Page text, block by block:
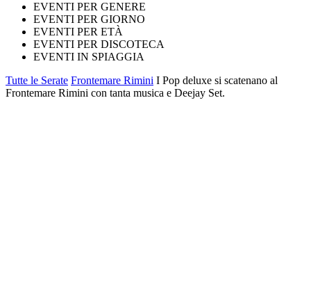
EVENTI PER GENERE
EVENTI PER GIORNO
EVENTI PER ETÀ
EVENTI PER DISCOTECA
EVENTI IN SPIAGGIA
Tutte le Serate Frontemare Rimini I Pop deluxe si scatenano al
Frontemare Rimini con tanta musica e Deejay Set.